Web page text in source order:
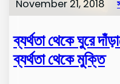
November 21, 2018
ব্যর্থতা থেকে ঘুরে
ব্যর্থতা থেকে মুক্তি